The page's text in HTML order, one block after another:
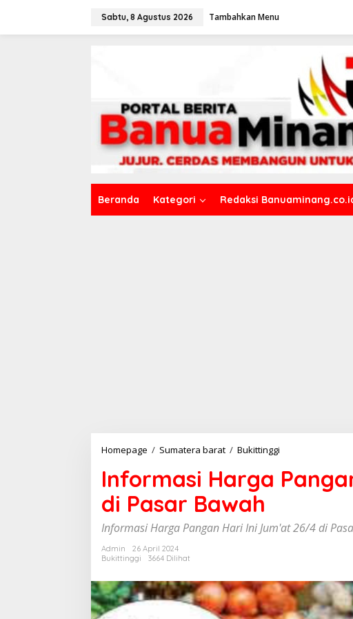
Sabtu, 8 Agustus 2026 Tambahkan Menu
Beranda Kategori Redaksi
Homepage / Sumatera barat / Bukittinggi
f
o
a
r
g
a
Informasi Harga
di Pasar Bawah
Informasi Harga Pangan Hari Ini Jum'at 26/4 di
Admin
26 April 2024
Bukittinggi
3664 Dilihat